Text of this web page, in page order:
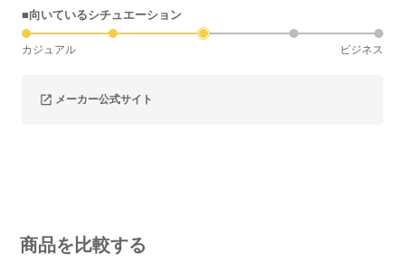
■向いているシチュエーション
カジュアル ビジネス
メーカー公式サイト
商品を比較する